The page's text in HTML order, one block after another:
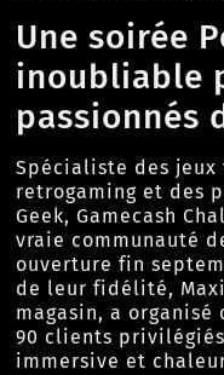
Une soirée
inoubliable
passionnés
Spécialiste des jeux
retrogaming et des
Geek, Gamecash
vraie communauté
ouverture fin
de leur fidélité,
magasin, a
90 clients
immersive et